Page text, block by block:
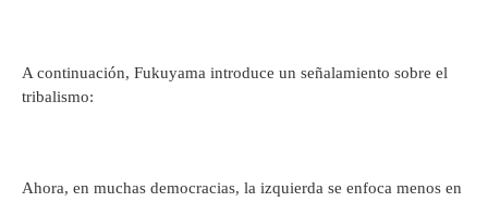
A continuación, Fukuyama introduce un señalamiento sobre el
tribalismo:
Ahora, en muchas democracias, la izquierda se enfoca menos en